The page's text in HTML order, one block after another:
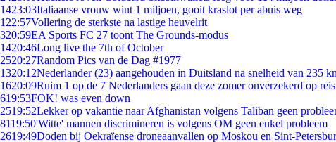
1423:03Italiaanse vrouw wint 1 miljoen, gooit kraslot per abuis weg
1 22:57Vollering de sterkste na lastige heuvelrit
320:59EA Sports FC 27 toont The Grounds-modus
1420:46Long live the 7th of October
2520:27Random Pics van de Dag #1977
1320:12Nederlander (23) aangehouden in Duitsland na snelheid van 235
1620:09Ruim 1 op de 7 Nederlanders gaan deze zomer onverzekerd op reis
619:53FOK! was even down
2519:52Lekker op vakantie naar Afghanistan volgens Taliban geen
8119:50'Witte' mannen discrimineren is volgens OM geen enkel probleem
2619:49Doden bij Oekraïense droneaanvallen op Moskou en Sint-